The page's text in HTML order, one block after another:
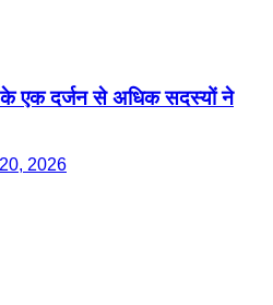
के एक दर्जन से अधिक सदस्यों ने
2026